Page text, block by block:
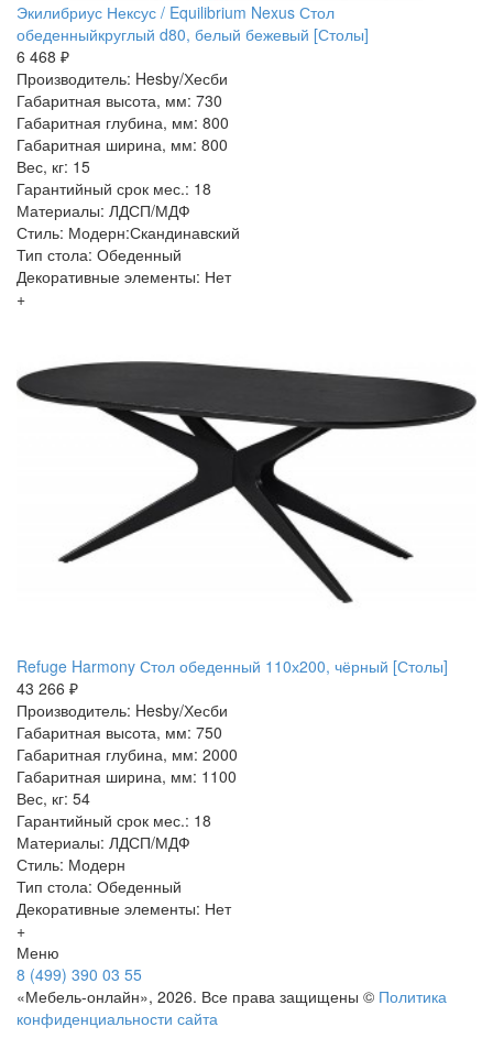
Экилибриус Нексус / Equilibrium Nexus Стол
обеденныйкруглый d80, белый бежевый [Столы]
6 468 ₽
Производитель: Hesby/Хесби
Габаритная высота, мм: 730
Габаритная глубина, мм: 800
Габаритная ширина, мм: 800
Вес, кг: 15
Гарантийный срок мес.: 18
Материалы: ЛДСП/МДФ
Стиль: Модерн:Скандинавский
Тип стола: Обеденный
Декоративные элементы: Нет
+
Refuge Harmony Стол обеденный 110х200, чёрный [Столы]
43 266 ₽
Производитель: Hesby/Хесби
Габаритная высота, мм: 750
Габаритная глубина, мм: 2000
Габаритная ширина, мм: 1100
Вес, кг: 54
Гарантийный срок мес.: 18
Материалы: ЛДСП/МДФ
Стиль: Модерн
Тип стола: Обеденный
Декоративные элементы: Нет
+
Меню
8 (499) 390 03 55
«Мебель-онлайн», 2026. Все права защищены © Политика
конфиденциальности сайта